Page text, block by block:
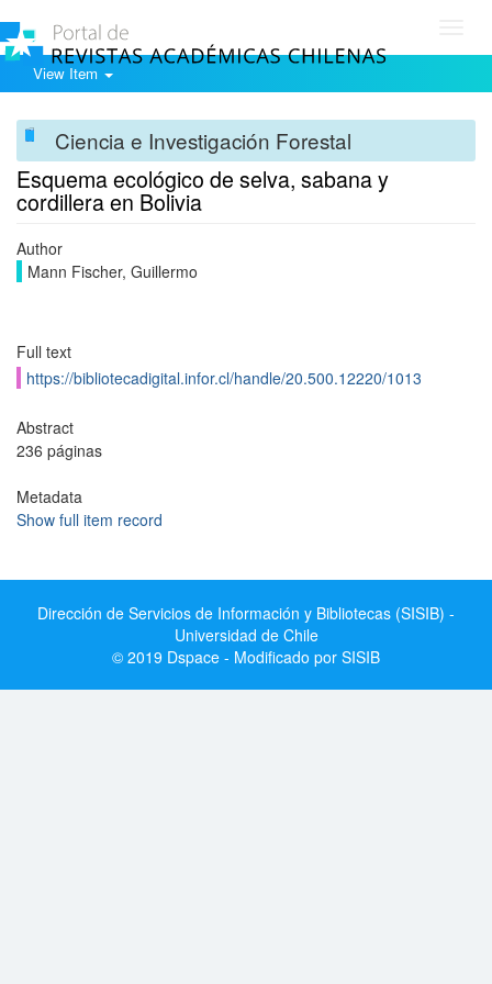
View Item
Ciencia e Investigación Forestal
Esquema ecológico de selva, sabana y
cordillera en Bolivia
Author
Mann Fischer, Guillermo
Full text
https://bibliotecadigital.infor.cl/handle/20.500.12220/1013
Abstract
236 páginas
Metadata
Show full item record
Dirección de Servicios de Información y Bibliotecas (SISIB) -
Universidad de Chile
© 2019 Dspace - Modificado por SISIB